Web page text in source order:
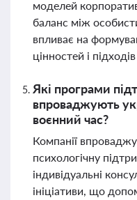
моделей
баланс між
впливає на
цінностей і
Які програми
впроваджують
воєнний час?
Компанії
психологічну
індивідуальні
ініціативи, що